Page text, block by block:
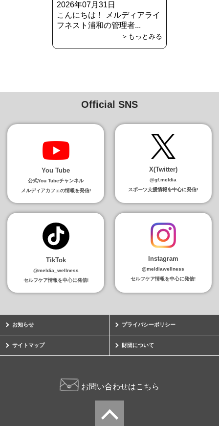
2026年07月31日
こんにちは！ メルディアライ
フネスト浦和の管理者...
＞もっとみる
Official SNS
You Tube
公式You Tubeチャンネル
メルディアカフェの情報を発信!
X(Twitter)
@gf.meldia
スポーツ支援情報を中心に発信!
TikTok
@meldia_wellness
セルフケア情報を中心に発信!
Instagram
@meldiawellness
セルフケア情報を中心に発信!
お知らせ プライバシーポリシー
サイトマップ 財団について
お問い合わせはこちら